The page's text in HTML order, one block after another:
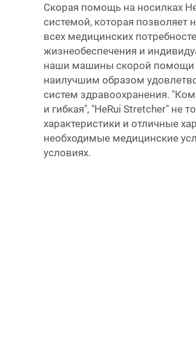
Скорая помощь на носилках
системой, которая позволяет
всех медицинских
жизнеобеспечения и
наши машины скорой помощи
наилучшим образом
систем здравоохранения.
и гибкая", "HeRui Stretcher" не
характеристики и отличные
необходимые медицинские
условиях.